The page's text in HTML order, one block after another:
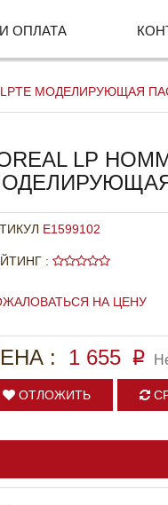
ОПЛАТА
МОДЕЛИРУЮЩАЯ
LP
E1599102
:
НА ЦЕНУ
: 1 655 p
ОТЛОЖИТЬ